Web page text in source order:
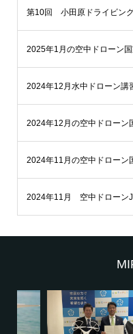
2025年1月の空中ドローン
2024年12月水中ドローン講
2024年12月の空中ドローン
2024年11月の空中ドローン
2024年11月 空中ドローン